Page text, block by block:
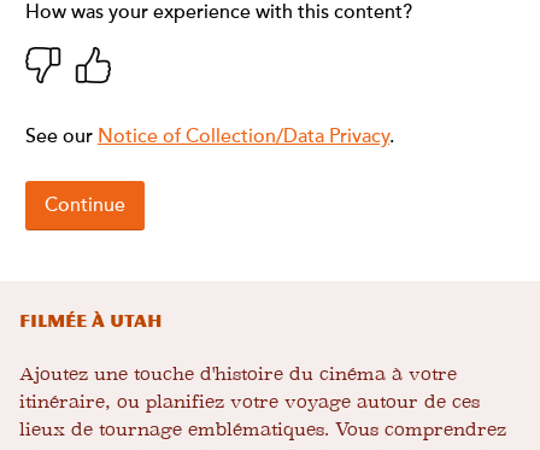
Filmée à Utah
Ajoutez une touche d'histoire du cinéma à votre
itinéraire, ou planifiez votre voyage autour de ces
lieux de tournage emblématiques. Vous comprendrez